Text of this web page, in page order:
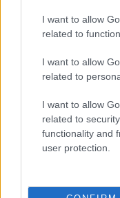
I want to allow
related to
I want to allow
related to
I want to allow
related to
functionality and
user protection.